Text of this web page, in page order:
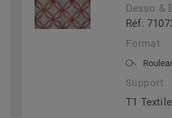
Desso &
Réf.
Format
Support
T1